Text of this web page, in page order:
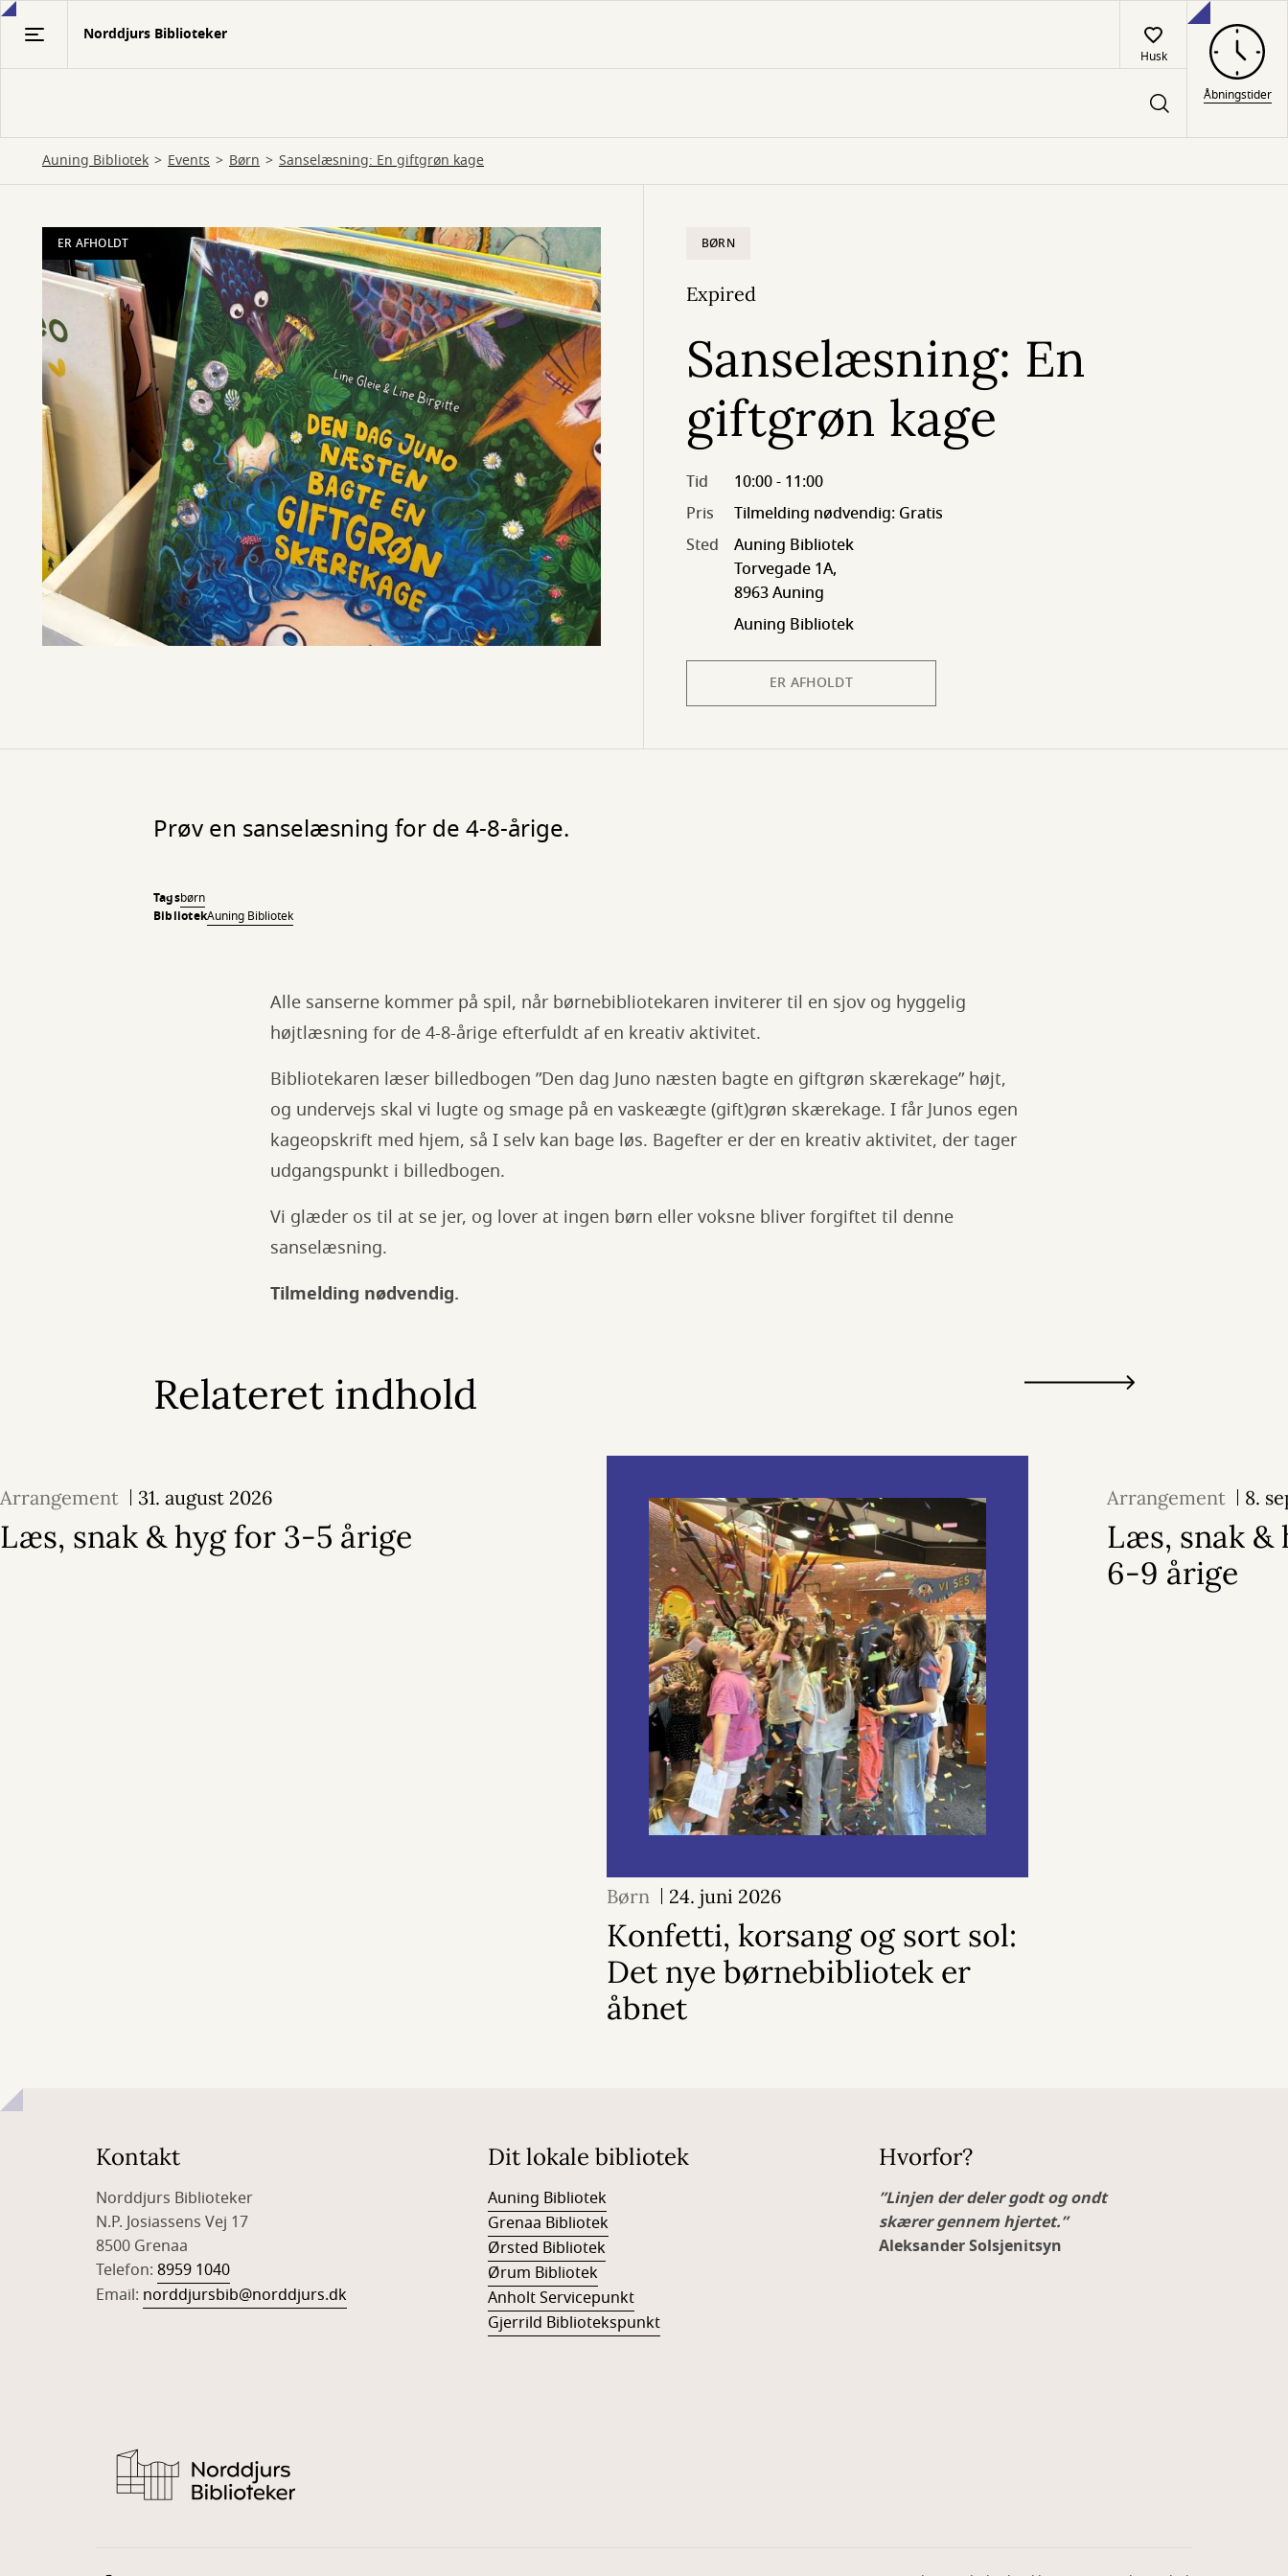
Gå
Norddjurs Biblioteker
Husk
Åbningstider
Auning Bibliotek Events Børn Sanselæsning: En giftgrøn kage
ER AFHOLDT BØRN
Expired
Sanselæsning: En
giftgrøn kage
Tid
10:00 - 11:00
Pris
Tilmelding nødvendig: Gratis
Sted
Auning Bibliotek
Torvegade 1A,
8963 Auning
Auning Bibliotek
ER AFHOLDT
Prøv en sanselæsning for de 4-8-årige.
Tagsbørn
BibliotekAuning Bibliotek
Alle sanserne kommer på spil, når børnebibliotekaren inviterer til en sjov og hyggelig
højtlæsning for de 4-8-årige efterfuldt af en kreativ aktivitet.
Bibliotekaren læser billedbogen ”Den dag Juno næsten bagte en giftgrøn skærekage” højt,
og undervejs skal vi lugte og smage på en vaskeægte (gift)grøn skærekage. I får Junos egen
kageopskrift med hjem, så I selv kan bage løs. Bagefter er der en kreativ aktivitet, der tager
udgangspunkt i billedbogen.
Vi glæder os til at se jer, og lover at ingen børn eller voksne bliver forgiftet til denne
sanselæsning.
Tilmelding nødvendig.
Relateret indhold
Arrangement 31. august 2026
Læs, snak & hyg for 3-5 årige
Børn 24. juni 2026
Konfetti, korsang og sort sol:
Det nye børnebibliotek er
åbnet
Arrangement 8.
Læs, snak &
6-9 årige
Kontakt
Norddjurs Biblioteker
N.P. Josiassens Vej 17
8500 Grenaa
Telefon: 8959 1040
Email: norddjursbib@norddjurs.dk
Dit lokale bibliotek
Auning Bibliotek
Grenaa Bibliotek
Ørsted Bibliotek
Ørum Bibliotek
Anholt Servicepunkt
Gjerrild Bibliotekspunkt
Hvorfor?
”Linjen der deler godt og ondt
skærer gennem hjertet.”
Aleksander Solsjenitsyn